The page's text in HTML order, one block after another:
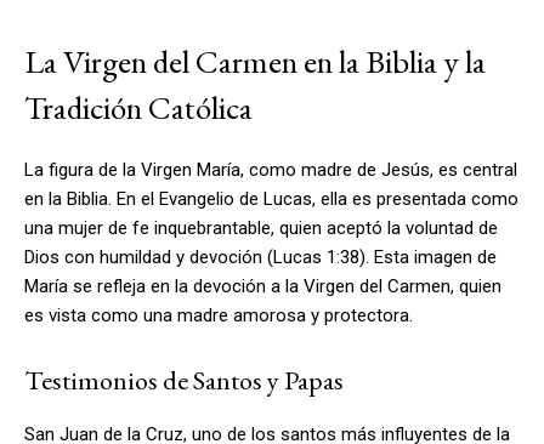
La Virgen del Carmen en la Biblia y la
Tradición Católica
La figura de la Virgen María, como madre de Jesús, es central
en la Biblia. En el Evangelio de Lucas, ella es presentada como
una mujer de fe inquebrantable, quien aceptó la voluntad de
Dios con humildad y devoción (Lucas 1:38). Esta imagen de
María se refleja en la devoción a la Virgen del Carmen, quien
es vista como una madre amorosa y protectora.
Testimonios de Santos y Papas
San Juan de la Cruz, uno de los santos más influyentes de la